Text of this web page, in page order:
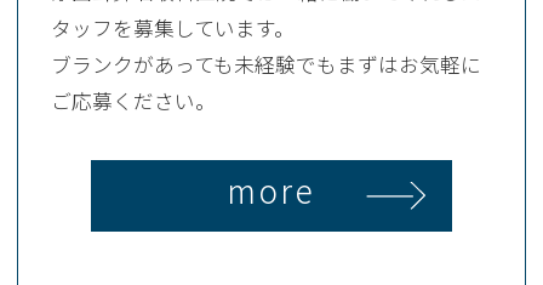
タッフを募集しています。
ブランクがあっても未経験でもまずはお気軽に
ご応募ください。
more